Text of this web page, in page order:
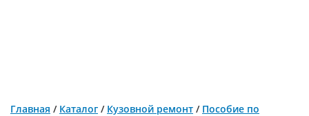
Главная / Каталог / Кузовной ремонт / Пособие по